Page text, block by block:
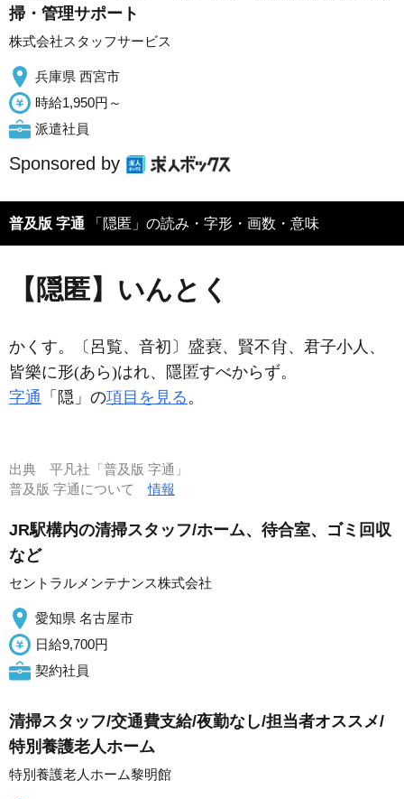
掃・管理サポート
株式会社スタッフサービス
兵庫県 西宮市
時給1,950円～
派遣社員
Sponsored by
普及版 字通 「隠匿」の読み・字形・画数・意味
【隠匿】いんとく
かくす。〔呂覧、音初〕 、賢不
、君子小人、
皆樂に形(あら)はれ、隱
すべからず。
字通 「隠」の項目を見る。
出典 平凡社「普及版 字通」
普及版 字通について情報
JR駅構内の清掃スタッフ/ホーム、待合室、ゴミ回収
など
セントラルメンテナンス株式会社
愛知県 名古屋市
日給9,700円
契約社員
清掃スタッフ/交通費支給/夜勤なし/担当者オススメ/
特別養護老人ホーム
特別養護老人ホーム黎明館